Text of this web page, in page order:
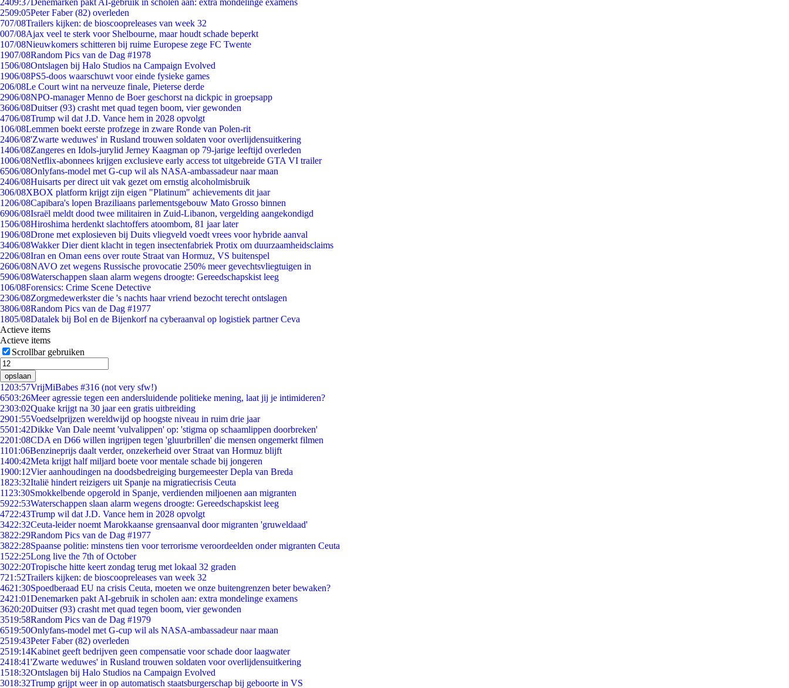
2409:37Denemarken pakt AI-gebruik in scholen aan: extra mondelinge examens
2509:05Peter Faber (82) overleden
707/08Trailers kijken: de bioscoopreleases van week 32
007/08Ajax veel te sterk voor Shelbourne, maar houdt schade beperkt
107/08Nieuwkomers schitteren bij ruime Europese zege FC Twente
1907/08Random Pics van de Dag #1978
1506/08Ontslagen bij Halo Studios na Campaign Evolved
1906/08PS5-doos waarschuwt voor einde fysieke games
206/08Le Court wint na nerveuze finale, Pieterse derde
2906/08NPO-manager Menno de Boer geschorst na dickpic in groepsapp
3606/08Duitser (93) crasht met quad tegen boom, vier gewonden
4706/08Trump wil dat J.D. Vance hem in 2028 opvolgt
106/08Lemmen boekt eerste profzege in zware Ronde van Polen-rit
2406/08'Zwarte weduwes' in Rusland trouwen soldaten voor overlijdensuitkering
1406/08Zangeres en Idols-jurylid Jerney Kaagman op 79-jarige leeftijd overleden
1006/08Netflix-abonnees krijgen exclusieve early access tot uitgebreide GTA VI trailer
6506/08Onlyfans-model met G-cup wil als NASA-ambassadeur naar maan
2406/08Huisarts per direct uit vak gezet om ernstig alcoholmisbruik
306/08XBOX platform krijgt zijn eigen "Platinum" achievements dit jaar
1206/08Capibara's lopen Braziliaans parlementsgebouw Mato Grosso binnen
6906/08Israël meldt dood twee militairen in Zuid-Libanon, vergelding aangekondigd
1506/08Hiroshima herdenkt slachtoffers atoombom, 81 jaar later
1906/08Drone met explosieven bij Duits vliegveld voedt vrees voor hybride aanval
3406/08Wakker Dier dient klacht in tegen insectenfabriek Protix om duurzaamheidsclaims
2206/08Iran en Oman eens over route Straat van Hormuz, VS buitenspel
2606/08NAVO zet wegens Russische provocatie 250% meer gevechtsvliegtuigen in
5906/08Waterschappen slaan alarm wegens droogte: Gereedschapskist leeg
106/08Forensics: Crime Scene Detective
2306/08Zorgmedewerkster die 's nachts haar vriend bezocht terecht ontslagen
3806/08Random Pics van de Dag #1977
1805/08Datalek bij Bol en de Bijenkorf na cyberaanval op logistiek partner Ceva
Actieve items
Actieve items
Scrollbar gebruiken
opslaan
1203:57VrijMiBabes #316 (not very sfw!)
6503:26Meer agressie tegen een andersluidende politieke mening, laat jij je intimideren?
2303:02Quake krijgt na 30 jaar een gratis uitbreiding
2901:55Voedselprijzen wereldwijd op hoogste niveau in ruim drie jaar
5501:42Dikke Van Dale neemt 'vulvalippen' op: 'stigma op schaamlippen doorbreken'
2201:08CDA en D66 willen ingrijpen tegen 'gluurbrillen' die mensen ongemerkt filmen
1101:06Benzineprijs daalt verder, onzekerheid over Straat van Hormuz blijft
1400:42Meta krijgt half miljard boete voor mentale schade bij jongeren
1900:12Vier aanhoudingen na doodsbedreiging burgemeester Depla van Breda
1823:32Italië hindert reizigers uit Spanje na migratiecrisis Ceuta
11 23:30Smokkelbende opgerold in Spanje, verdienden miljoenen aan migranten
5922:53Waterschappen slaan alarm wegens droogte: Gereedschapskist leeg
4722:43Trump wil dat J.D. Vance hem in 2028 opvolgt
3422:32Ceuta-leider noemt Marokkaanse grensaanval door migranten 'gruweldaad'
3822:29Random Pics van de Dag #1977
3822:28Spaanse politie: minstens tien voor terrorisme veroordeelden onder migranten Ceuta
1522:25Long live the 7th of October
3022:20Tropische hitte keert zondag terug met lokaal 32 graden
721:52Trailers kijken: de bioscoopreleases van week 32
4621:30Spoedberaad EU na crisis Ceuta, moeten we onze buitengrenzen beter bewaken?
2421:01Denemarken pakt AI-gebruik in scholen aan: extra mondelinge examens
3620:20Duitser (93) crasht met quad tegen boom, vier gewonden
3519:58Random Pics van de Dag #1979
6519:50Onlyfans-model met G-cup wil als NASA-ambassadeur naar maan
2519:43Peter Faber (82) overleden
2519:14Kabinet geeft bedrijven geen compensatie voor schade door laagwater
2418:41'Zwarte weduwes' in Rusland trouwen soldaten voor overlijdensuitkering
1518:32Ontslagen bij Halo Studios na Campaign Evolved
3018:32Trump grijpt weer in op automatisch staatsburgerschap bij geboorte in VS